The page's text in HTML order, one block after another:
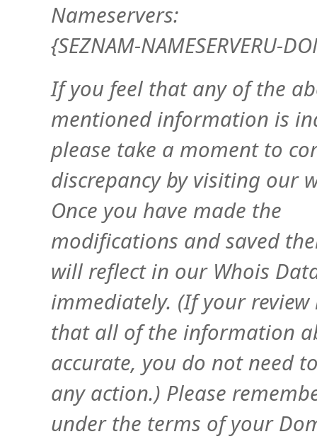
Nameservers:
{SEZNAM-NAMESERVERU-
If you feel that any of the
mentioned information is
please take a moment to
discrepancy by visiting our
Once you have made the
modifications and saved
will reflect in our Whois
immediately. (If your review
that all of the information
accurate, you do not need
any action.) Please
under the terms of your